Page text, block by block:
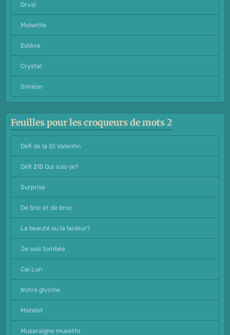
Orval
Moïsette
Estève
Crystal
Siméon
Feuilles pour les croqueurs de mots 2
Défi de la St Valentin
Défi 215 Qui suis-je?
Surprise
De bric et de broc
La beauté ou la laideur?
Je suis tombée
Cai Lun
Notre glycine
Matelot
Musaraigne musette